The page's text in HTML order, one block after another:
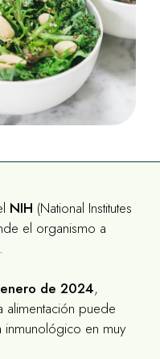
NIH (National Institutes
el organismo a
de 2024,
alimentación puede
inmunológico en muy